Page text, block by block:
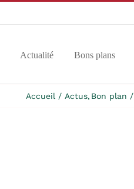
Actualité Bons plans
Accueil Actus Bon plan